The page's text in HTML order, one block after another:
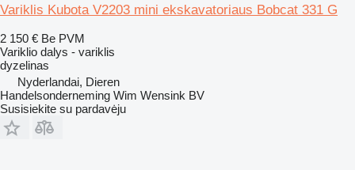
Variklis Kubota V2203 mini ekskavatoriaus Bobcat 331 G
2 150 € Be PVM
Variklio dalys - variklis
dyzelinas
Nyderlandai, Dieren
Handelsonderneming Wim Wensink BV
Susisiekite su pardavėju